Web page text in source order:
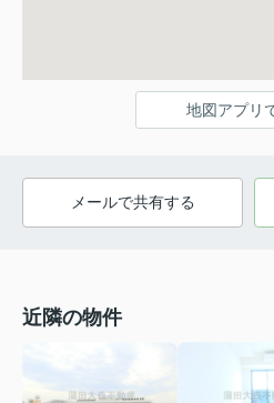
地図アプリ
メールで共有する
近隣の物件